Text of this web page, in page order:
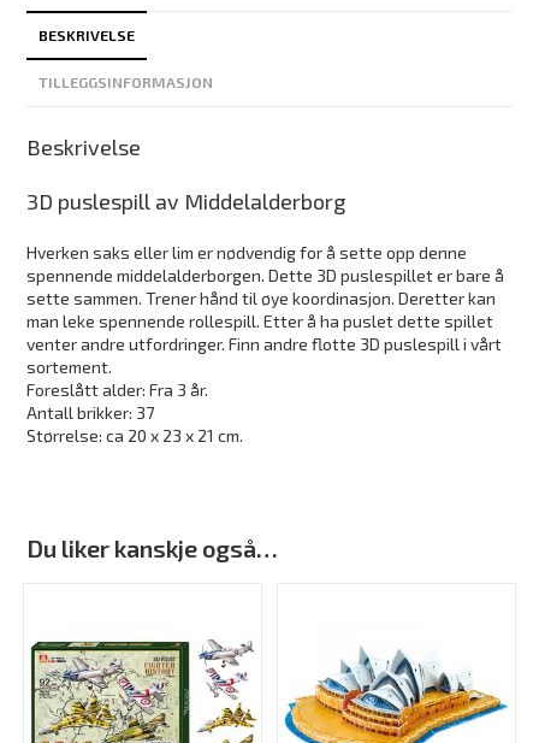
BESKRIVELSE
TILLEGGSINFORMASJON
Beskrivelse
3D puslespill av Middelalderborg
Hverken saks eller lim er nødvendig for å sette opp denne
spennende middelalderborgen. Dette 3D puslespillet er bare å
sette sammen. Trener hånd til øye koordinasjon. Deretter kan
man leke spennende rollespill. Etter å ha puslet dette spillet
venter andre utfordringer. Finn andre flotte 3D puslespill i vårt
sortement.
Foreslått alder: Fra 3 år.
Antall brikker: 37
Størrelse: ca 20 x 23 x 21 cm.
Du liker kanskje også…